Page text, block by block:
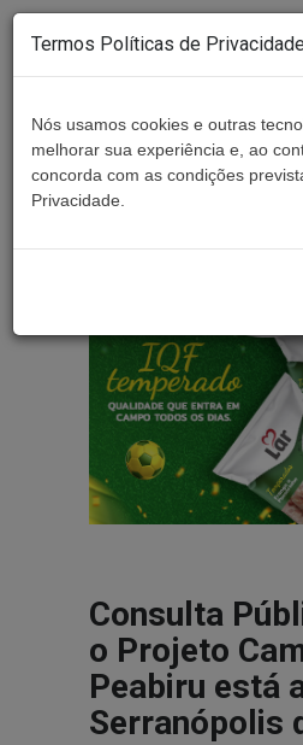
Consulta
o Projeto
Peabiru está
Serranópolis
Termos Políticas de
Nós usamos cookies e outras
melhorar sua experiência e, ao
concorda com as condições
Privacidade.